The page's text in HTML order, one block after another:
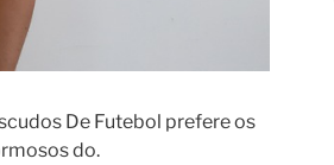
De Futebol prefere os
do.